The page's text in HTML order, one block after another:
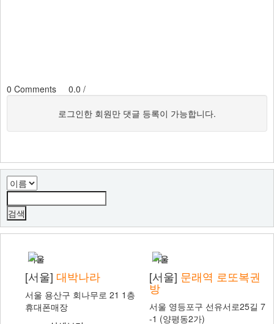
0 Comments 0.0 /
로그인한 회원만 댓글 등록이 가능합니다.
서울
[서울] 대박나라
서울 용산구 회나무로 21 1층
휴대폰매장
서울
[서울] 문래역 로또복권
방
서울 영등포구 선유서로25길 7
-1 (양평동2가)